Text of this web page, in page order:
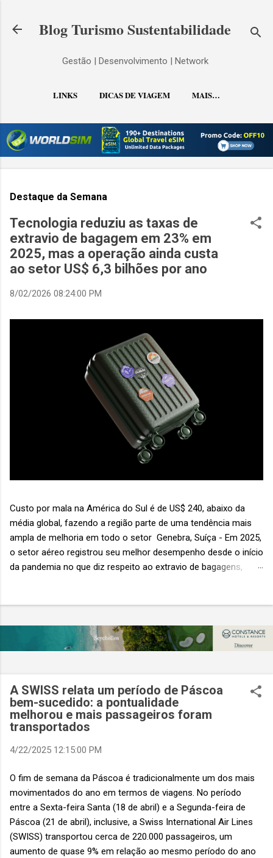
Blog Turismo Sustentabilidade
Gestão | Desenvolvimento | Network
LINKS DICAS DE VIAGEM MAIS…
CONTATO
Destaque da Semana
Tecnologia reduziu as taxas de
extravio de bagagem em 23% em
2025, mas a operação ainda custa
ao setor US$ 6,3 bilhões por ano
8/02/2026 08:24:00 PM
Custo por mala na América do Sul é de US$ 240, abaixo da
média global, fazendo a região parte de uma tendência mais
ampla de melhoria em todo o setor Genebra, Suíça - Em 2025,
o setor aéreo registrou seu melhor desempenho desde o início
da pandemia no que diz respeito ao extravio de bagagens,
“Baggage IT Insights” de 2026 da SITA, a 20ª edição anual
desse importante estudo de referência à indústria. (© SITA)
custa ao setor US$ 6,3 bilhões anualmente. Cada mala
extraviada acarreta um custo médio de US$ 260. Com um
lucro líquido médio de apenas US$ 8 por passageiro, uma mala
extraviada anula o lucro de mais de 30 assentos vendidos, e
A SWISS relata um período de Páscoa
bem-sucedido: a pontualidade
melhorou e mais passageiros foram
transportados
4/22/2025 12:15:00 PM
O fim de semana da Páscoa é tradicionalmente um dos mais
movimentados do ano em termos de viagens. No período
entre a Sexta-feira Santa (18 de abril) e a Segunda-feira de
Páscoa (21 de abril), inclusive, a Swiss International Air Lines
(SWISS) transportou cerca de 220.000 passageiros, um
aumento de quase 9% em relação ao mesmo período do ano